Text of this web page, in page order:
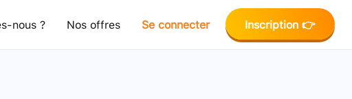
nous ? Nos offres Se connecter Inscription 👉